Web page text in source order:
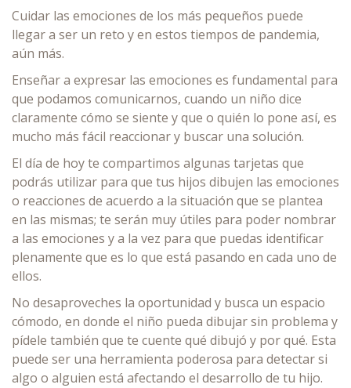
Cuidar las emociones de los más pequeños puede
llegar a ser un reto y en estos tiempos de pandemia,
aún más.
Enseñar a expresar las emociones es fundamental para
que podamos comunicarnos, cuando un niño dice
claramente cómo se siente y que o quién lo pone así, es
mucho más fácil reaccionar y buscar una solución.
El día de hoy te compartimos algunas tarjetas que
podrás utilizar para que tus hijos dibujen las emociones
o reacciones de acuerdo a la situación que se plantea
en las mismas; te serán muy útiles para poder nombrar
a las emociones y a la vez para que puedas identificar
plenamente que es lo que está pasando en cada uno de
ellos.
No desaproveches la oportunidad y busca un espacio
cómodo, en donde el niño pueda dibujar sin problema y
pídele también que te cuente qué dibujó y por qué. Esta
puede ser una herramienta poderosa para detectar si
algo o alguien está afectando el desarrollo de tu hijo.